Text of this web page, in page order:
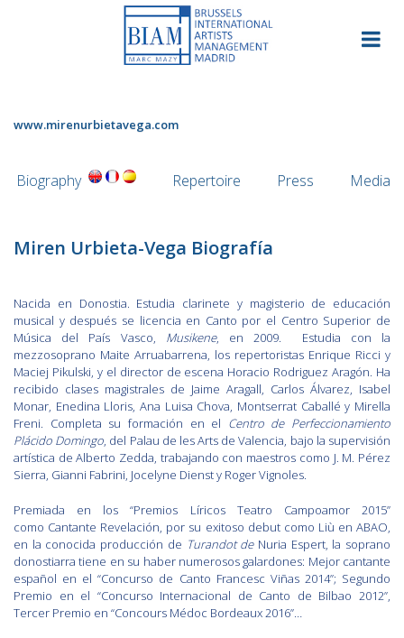
www.mirenurbietavega.com
Biography Repertoire Press Media
Miren Urbieta-Vega Biografía
Nacida en Donostia. Estudia clarinete y magisterio de educación
musical y después se licencia en Canto por el Centro Superior de
Música del País Vasco, Musikene, en 2009.
Estudia con la
mezzosoprano Maite Arruabarrena, los repertoristas Enrique Ricci y
Maciej Pikulski, y el director de escena Horacio Rodriguez Aragón. Ha
recibido clases magistrales de Jaime Aragall, Carlos Álvarez, Isabel
Monar, Enedina Lloris, Ana Luisa Chova, Montserrat Caballé y Mirella
Freni. Completa su formación en el Centro de Perfeccionamiento
Plácido Domingo, del Palau de les Arts de Valencia, bajo la supervisión
artística de Alberto Zedda, trabajando con maestros como J. M. Pérez
Sierra, Gianni Fabrini, Jocelyne Dienst y Roger Vignoles.
Premiada en los “Premios Líricos Teatro Campoamor 2015”
como Cantante Revelación, por su exitoso debut como Liù en ABAO,
en la conocida producción de Turandot de Nuria Espert, la soprano
donostiarra tiene en su haber numerosos galardones: Mejor cantante
español en el “Concurso de Canto Francesc Viñas 2014”; Segundo
Premio en el “Concurso Internacional de Canto de Bilbao 2012”,
Tercer Premio en “Concours Médoc Bordeaux 2016”…